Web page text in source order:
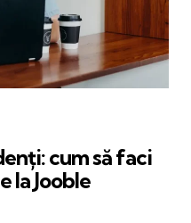
cum să faci
la Jooble